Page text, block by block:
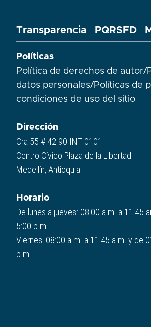
Transparencia PQRSFD
Políticas
Política de derechos de autor/
datos personales/Políticas de
condiciones de uso del sitio​
Dirección
Cra 55 # 42 90 INT 0101
Centro Cívico Plaza de la Libertad
Medellín, Antioquia
Horario
De lunes a jueves: 08:00 a.m. a 11:45
5:00 p.m.
Viernes: 08:00 a.m. a 11:45 a.m. y de
p.m.